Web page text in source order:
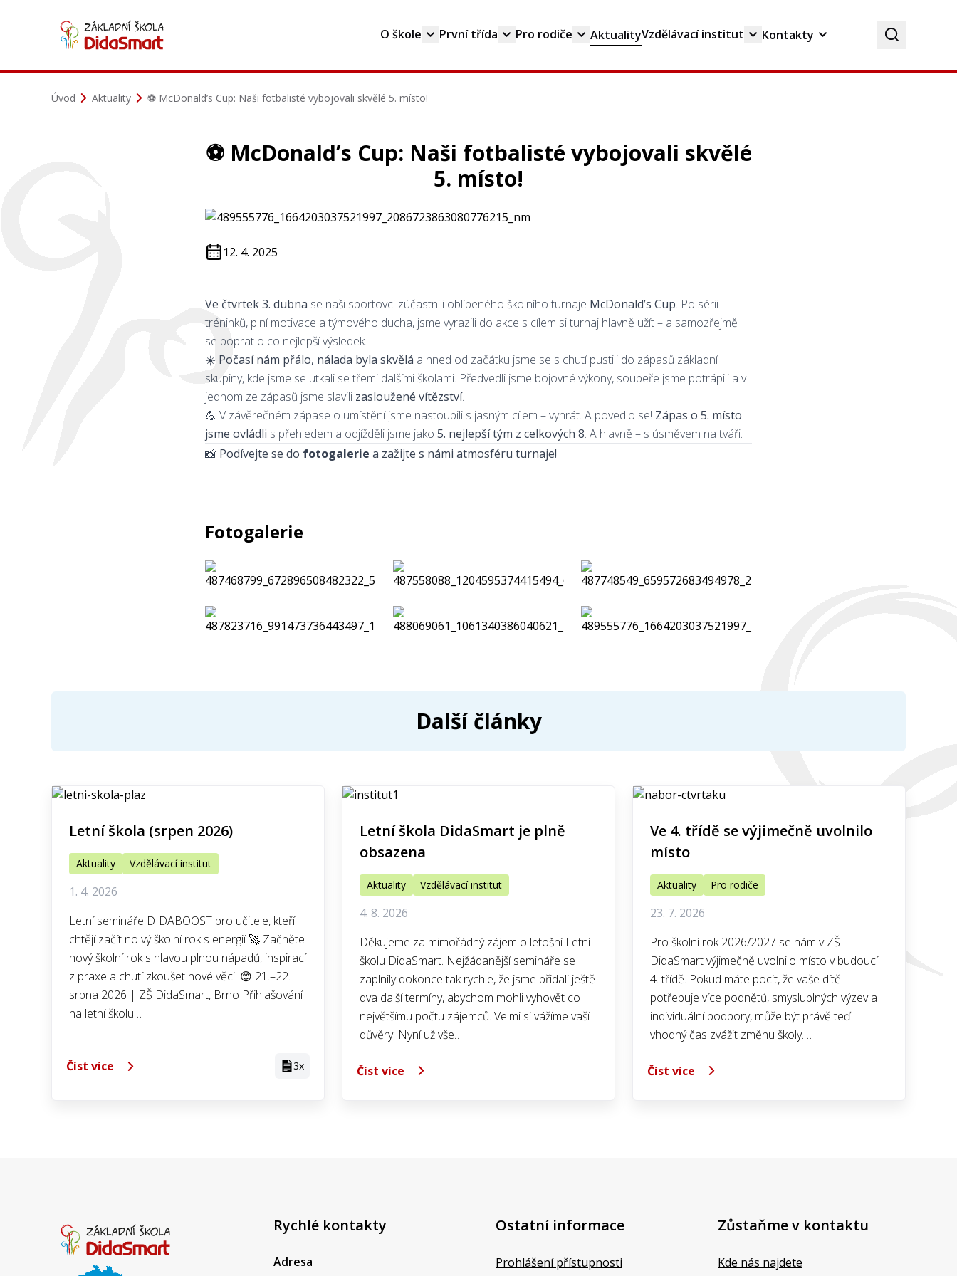
O škole První třída Pro rodiče AktualityVzdělávací institut Kontakty
Úvod Aktuality ⚽ McDonald’s Cup: Naši fotbalisté vybojovali skvělé 5. místo!
⚽ McDonald’s Cup: Naši fotbalisté vybojovali skvělé
5. místo!
12. 4. 2025
Ve čtvrtek 3. dubna se naši sportovci zúčastnili oblíbeného školního turnaje McDonald’s Cup. Po sérii
tréninků, plní motivace a týmového ducha, jsme vyrazili do akce s cílem si turnaj hlavně užít – a samozřejmě
se poprat o co nejlepší výsledek.
☀️ Počasí nám přálo, nálada byla skvělá a hned od začátku jsme se s chutí pustili do zápasů základní
skupiny, kde jsme se utkali se třemi dalšími školami. Předvedli jsme bojovné výkony, soupeře jsme potrápili a v
jednom ze zápasů jsme slavili zasloužené vítězství.
💪 V závěrečném zápase o umístění jsme nastoupili s jasným cílem – vyhrát. A povedlo se! Zápas o 5. místo
jsme ovládli s přehledem a odjížděli jsme jako 5. nejlepší tým z celkových 8. A hlavně – s úsměvem na tváři.
📸 Podívejte se do fotogalerie a zažijte s námi atmosféru turnaje!
Fotogalerie
Další články
Letní škola (srpen 2026)
Aktuality Vzdělávací institut
1. 4. 2026
Letní semináře DIDABOOST pro učitele, kteří
chtějí začít no vý školní rok s energií 🚀 Začněte
nový školní rok s hlavou plnou nápadů, inspirací
z praxe a chutí zkoušet nové věci. 😊 21.–22.
srpna 2026 | ZŠ DidaSmart, Brno Přihlašování
na letní školu…
Číst více 3x
Letní škola DidaSmart je plně
obsazena
Aktuality Vzdělávací institut
4. 8. 2026
Děkujeme za mimořádný zájem o letošní Letní
školu DidaSmart. Nejžádanější semináře se
zaplnily dokonce tak rychle, že jsme přidali ještě
dva další termíny, abychom mohli vyhovět co
největšímu počtu zájemců. Velmi si vážíme vaší
důvěry. Nyní už vše…
Číst více
Ve 4. třídě se výjimečně uvolnilo
místo
Aktuality Pro rodiče
23. 7. 2026
Pro školní rok 2026/2027 se nám v ZŠ
DidaSmart výjimečně uvolnilo místo v budoucí
4. třídě. Pokud máte pocit, že vaše dítě
potřebuje více podnětů, smysluplných výzev a
individuální podpory, může být právě teď
vhodný čas zvážit změnu školy.…
Číst více
Rychlé kontakty
Adresa
Ostatní informace
Prohlášení přístupnosti
Zůstaňme v kontaktu
Kde nás najdete